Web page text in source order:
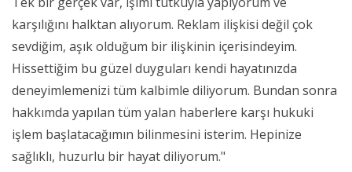
karşılığını halktan alıyorum. Reklam ilişkisi değil çok
sevdiğim, aşık olduğum bir ilişkinin içerisindeyim.
Hissettiğim bu güzel duyguları kendi hayatınızda
deneyimlemenizi tüm kalbimle diliyorum. Bundan sonra
hakkımda yapılan tüm yalan haberlere karşı hukuki
işlem başlatacağımın bilinmesini isterim. Hepinize
sağlıklı, huzurlu bir hayat diliyorum."